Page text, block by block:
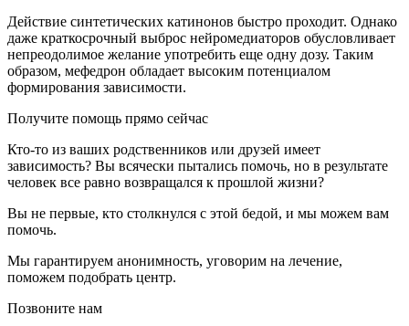
Действие синтетических катинонов быстро проходит. Однако
даже краткосрочный выброс нейромедиаторов обусловливает
непреодолимое желание употребить еще одну дозу. Таким
образом, мефедрон обладает высоким потенциалом
формирования зависимости.
Получите помощь прямо сейчас
Кто-то из ваших родственников или друзей имеет
зависимость? Вы всячески пытались помочь, но в результате
человек все равно возвращался к прошлой жизни?
Вы не первые, кто столкнулся с этой бедой, и мы можем вам
помочь.
Мы гарантируем анонимность, уговорим на лечение,
поможем подобрать центр.
Позвоните нам